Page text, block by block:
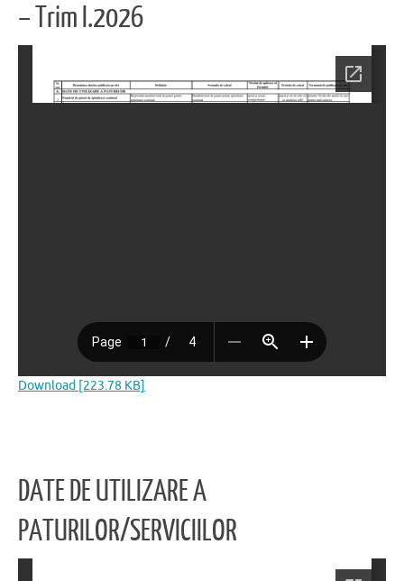
– Trim I.2026
Download [223.78 KB]
DATE DE UTILIZARE A
PATURILOR/SERVICIILOR